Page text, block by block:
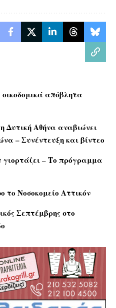
απόβλητα
Δυτική Αθήνα αναβιώνει
– Συνέντευξη και βίντεο
– Το πρόγραμμα
το Νοσοκομείο Αττικόν
Σεπτέμβρης στο